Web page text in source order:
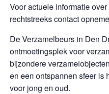
Voor actuele informatie
rechtstreeks contact
De Verzamelbeurs in Den
ontmoetingsplek voor
bijzondere
en een ontspannen sfeer is
voor jong en oud.